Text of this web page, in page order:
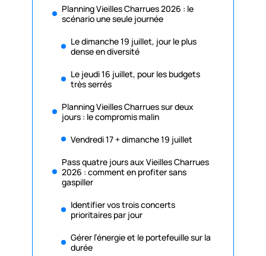
Planning Vieilles Charrues 2026 : le
scénario une seule journée
Le dimanche 19 juillet, jour le plus
dense en diversité
Le jeudi 16 juillet, pour les budgets
très serrés
Planning Vieilles Charrues sur deux
jours : le compromis malin
Vendredi 17 + dimanche 19 juillet
Pass quatre jours aux Vieilles Charrues
2026 : comment en profiter sans
gaspiller
Identifier vos trois concerts
prioritaires par jour
Gérer l’énergie et le portefeuille sur la
durée